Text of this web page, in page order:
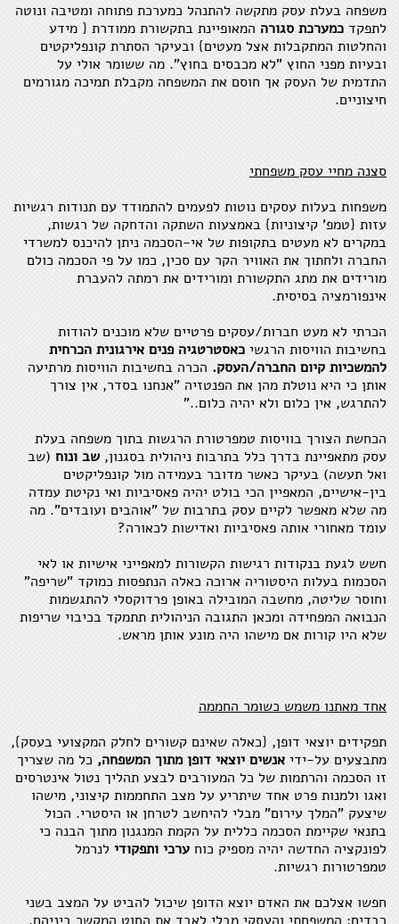
משפחה בעלת עסק מתקשה להתנהל כמערכת פתוחה ומטיבה ונוטה
לתפקד כמערכת סגורה המאופיינת בתקשורת ממודרת { מידע
והחלטות המתקבלות אצל מעטים} ובעיקר הסתרת קונפליקטים
ובעיות מפני החוץ "לא מכבסים בחוץ". מה ששומר אולי על
התדמית של העסק אך חוסם את המשפחה מקבלת תמיכה מגורמים
חיצוניים.
סצנה מחיי עסק משפחתי
משפחות בעלות עסקים נוטות לפעמים להתמודד עם תנודות רגשיות
עזות {טמפ' קיצוניות} באמצעות השתקה והדחקה של רגשות,
במקרים לא מעטים בתקופות של אי-הסכמה ניתן להיכנס למשרדי
החברה ולחתוך את האוויר הקר עם סכין, כמו על פי הסכמה כולם
מורידים את מתג התקשורת ומורידים את רמתה להעברת
אינפורמציה בסיסית.
הכרתי לא מעט חברות/עסקים פרטיים שלא מוכנים להודות
בחשיבות הוויסות הרגשי כאסטרטגיה פנים אירגונית הכרחית
להמשכיות קיום החברה/העסק. הכרה בחשיבות הוויסות מרתיעה
אותן כי היא נוטלת מהן את הפנטזיה "אנחנו בסדר, אין צורך
להתרגש, אין כלום ולא יהיה כלום.."
הכחשת הצורך בוויסות טמפרטורת הרגשות בתוך משפחה בעלת
עסק מתאפיינת בדרך כלל בתרבות ניהולית בסגנון, שב ונוח (שב
ואל תעשה) בעיקר כאשר מדובר בעמידה מול קונפליקטים
בין-אישיים, המאפיין הכי בולט יהיה פאסיביות ואי נקיטת עמדה
מה שלא מאפשר לקיים עסק בתרבות של "אוהבים ועובדים". מה
עומד מאחורי אותה פאסיביות ואדישות לכאורה?
חשש לגעת בנקודות רגישות הקשורות למאפייני אישיות או לאי
הסכמות בעלות היסטוריה ארוכה כאלה הנתפסות כמוקד "שריפה"
וחוסר שליטה, מחשבה המובילה באופן פרדוקסלי להתגשמות
הנבואה המפחידה ומכאן התגובה הניהולית תתמקד בכיבוי שריפות
שלא היו קורות אם מישהו היה מונע אותן מראש.
אחד מאתנו משמש כשומר החממה
תפקידים יוצאי דופן, {כאלה שאינם קשורים לחלק המקצועי בעסק},
מתבצעים על-ידי אנשים יוצאי דופן מתוך המשפחה, כל מה שצריך
זו הסכמה והרתמות של כל המעורבים לבצע תהליך נטול אינטרסים
ואגו ולמנות פרט אחד שיתריע על מצב התחממות קיצוני, מישהו
שיצעק "המלך עירום" מבלי להיחשב לטרחן או היסטרי. הכול
בתנאי שקיימת הסכמה כללית על הקמת המנגנון מתוך הבנה כי
לפונקציה החדשה יהיה מספיק כוח ערכי ותפקודי לנרמל
טמפרטורות רגשיות.
חפשו אצלכם את האדם יוצא הדופן שיכול להביט על המצב בשני